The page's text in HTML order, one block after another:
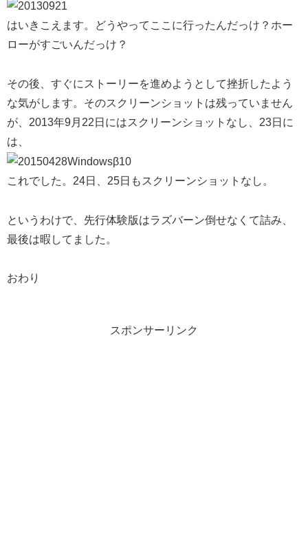
はいきこえます。どうやってここに行ったんだっけ？ホー
ローがすごいんだっけ？
その後、すぐにストーリーを進めようとして挫折したよう
な気がします。そのスクリーンショットは残っていません
が、2013年9月22日にはスクリーンショットなし、23日に
は、
これでした。24日、25日もスクリーンショットなし。
というわけで、先行体験版はラズバーン倒せなくて詰み、
最後は暇してました。
おわり
スポンサーリンク